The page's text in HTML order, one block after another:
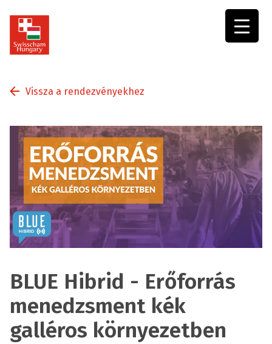
Vissza a rendezvényekhez
BLUE Hibrid - Erőforrás
menedzsment kék
galléros környezetben